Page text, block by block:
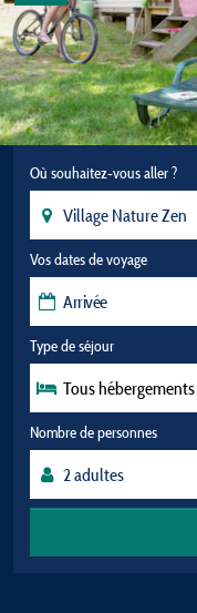
Où souhaitez-vous aller ?
Vos dates de voyage
Type de séjour
Tous hébergements
Nombre de personnes